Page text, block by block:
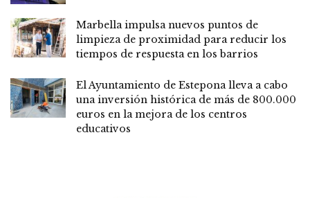
Marbella impulsa nuevos puntos de
limpieza de proximidad para reducir los
tiempos de respuesta en los barrios
El Ayuntamiento de Estepona lleva a cabo
una inversión histórica de más de 800.000
euros en la mejora de los centros
educativos